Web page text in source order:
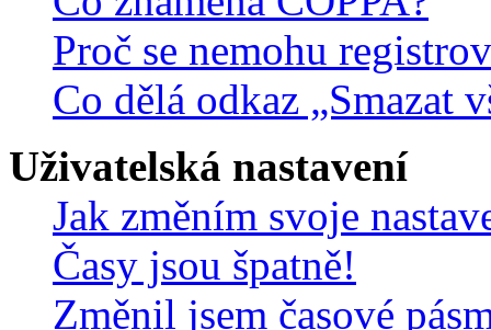
Proč se nemohu
Co dělá odkaz „Smazat
Uživatelská nastavení
Jak změním svoje
Časy jsou špatně!
Změnil jsem časové